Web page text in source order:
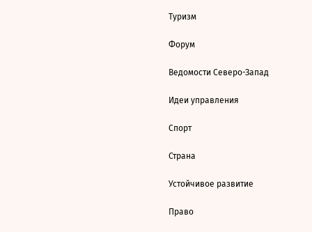
Туризм
Форум
Ведомости Северо-Запад
Идеи управления
Спорт
Страна
Устойчивое развитие
Право